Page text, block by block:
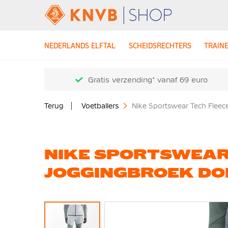
NEDERLANDS ELFTAL SCHEIDSRECHTERS
Gratis verzending* vanaf 69 euro
Terug Voetballers Nike Sportswear Tech
NIKE
JOGGINGBROEK
Ga